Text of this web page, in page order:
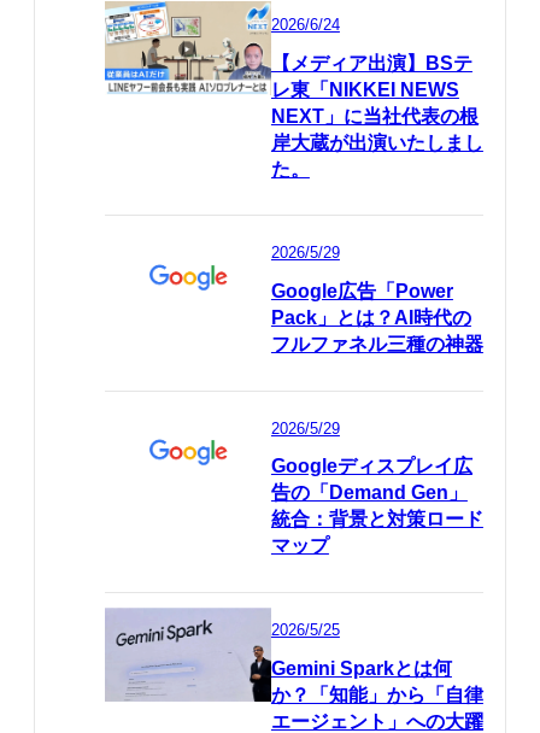
2026/6/24
【メディア出演】BSテ
レ東「NIKKEI NEWS
NEXT」に当社代表の根
岸大蔵が出演いたしまし
た。
2026/5/29
Google広告「Power
Pack」とは？AI時代の
フルファネル三種の神器
2026/5/29
Googleディスプレイ広
告の「Demand Gen」
統合：背景と対策ロード
マップ
2026/5/25
Gemini Sparkとは何
か？「知能」から「自律
エージェント」への大躍